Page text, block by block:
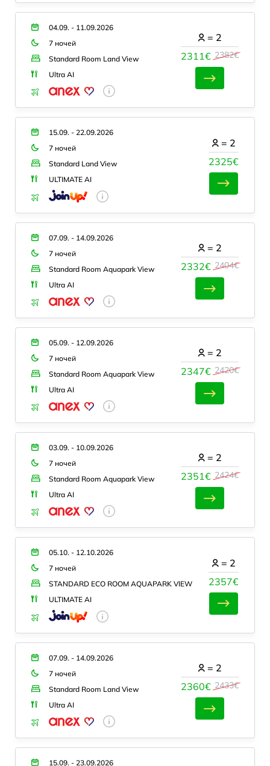
04.09. - 11.09.2026
7 ночей
Standard Room Land View
Ultra AI
2311€ 2382€
= 2
15.09. - 22.09.2026
7 ночей
Standard Land View
ULTIMATE AI
2325€
= 2
07.09. - 14.09.2026
7 ночей
Standard Room Aquapark View
Ultra AI
2332€ 2404€
= 2
05.09. - 12.09.2026
7 ночей
Standard Room Aquapark View
Ultra AI
2347€ 2420€
= 2
03.09. - 10.09.2026
7 ночей
Standard Room Aquapark View
Ultra AI
2351€ 2424€
= 2
05.10. - 12.10.2026
7 ночей
STANDARD ECO ROOM AQUAPARK VIEW
ULTIMATE AI
2357€
= 2
07.09. - 14.09.2026
7 ночей
Standard Room Land View
Ultra AI
2360€ 2433€
= 2
15.09. - 23.09.2026